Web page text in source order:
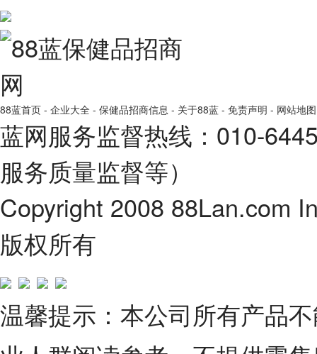
88蓝首页 - 企业大全 - 保健品招商信息 - 关于88蓝 - 免责声明 - 网站地图
蓝网服务监督热线：010-
服务质量监督等）
Copyright 2008 88Lan.com
版权所有
温馨提示：本公司所有产品